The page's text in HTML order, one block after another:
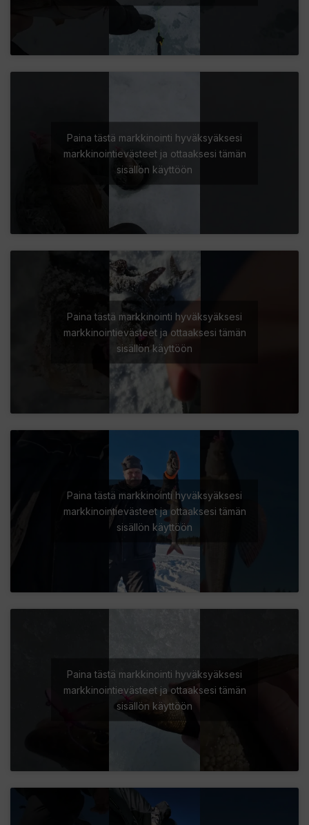
Paina tästä markkinointi hyväksyäksesi
markkinointievästeet ja ottaaksesi tämän
sisällön käyttöön
Paina tästä markkinointi hyväksyäksesi
markkinointievästeet ja ottaaksesi tämän
sisällön käyttöön
Paina tästä markkinointi hyväksyäksesi
markkinointievästeet ja ottaaksesi tämän
sisällön käyttöön
Paina tästä markkinointi hyväksyäksesi
markkinointievästeet ja ottaaksesi tämän
sisällön käyttöön